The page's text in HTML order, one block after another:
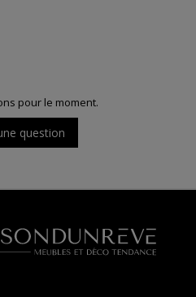
pour le moment.
question